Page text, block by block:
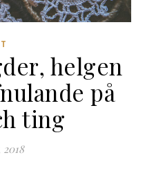
helgen
på
ting
2018